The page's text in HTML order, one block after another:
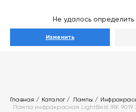
Не удалось
Изменить
Главная Каталог Лампы
Лампа инфракрасная LightBest IRK 9019